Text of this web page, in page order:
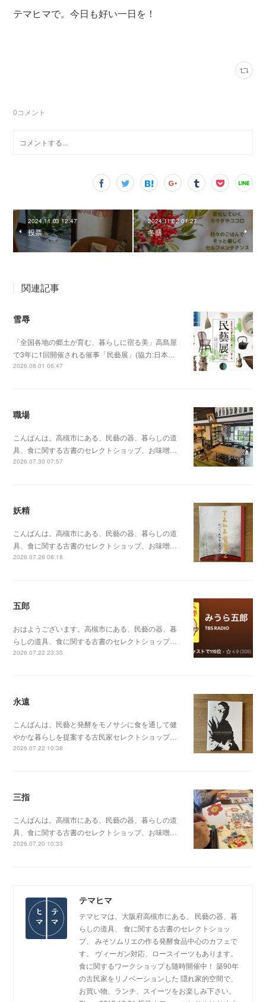
テマヒマで。今日も好い一日を！
0コメント
2024.11.03 12:47
投票
2024.11.02 01:27
冬膳
関連記事
雪辱
「全国各地の郷土が育む、暮らしに宿る美」高島屋
で3年に1回開催される催事「民藝展」(協力:日本…
2026.08.01 06:47
職場
こんばんは。高槻市にある、民藝の器、暮らしの道
具、食に関する古書のセレクトショップ、お味噌…
2026.07.30 07:57
妖精
こんばんは。高槻市にある、民藝の器、暮らしの道
具、食に関する古書のセレクトショップ、お味噌…
2026.07.26 08:18
五郎
おはようございます。高槻市にある、民藝の器、暮
らしの道具、食に関する古書のセレクトショップ…
2026.07.22 23:35
永遠
こんばんは。民藝と発酵をモノサシに食を通して健
やかな暮らしを提案する古民家セレクトショップ…
2026.07.22 10:38
三指
こんばんは。高槻市にある、民藝の器、暮らしの道
具、食に関する古書のセレクトショップ、お味噌…
2026.07.20 10:33
テマヒマ
テマヒマは、大阪府高槻市にある、 民藝の器、暮
らしの道具、 食に関する古書のセレクトショッ
プ、 みそソムリエの作る発酵食品中心のカフェで
す。 ヴィーガン対応、ロースイーツもあります。
食に関するワークショップも随時開催中！ 築90年
の古民家をリノベーションした 隠れ家的空間で、
お買い物、ランチ、スイーツをお楽しみ下さい。